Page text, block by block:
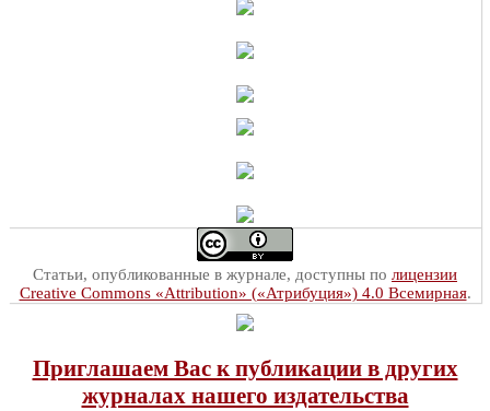
Статьи, опубликованные в журнале, доступны по лицензии
Creative Commons «Attribution» («Атрибуция») 4.0 Всемирная.
Приглашаем Вас к публикации в других
журналах нашего издательства